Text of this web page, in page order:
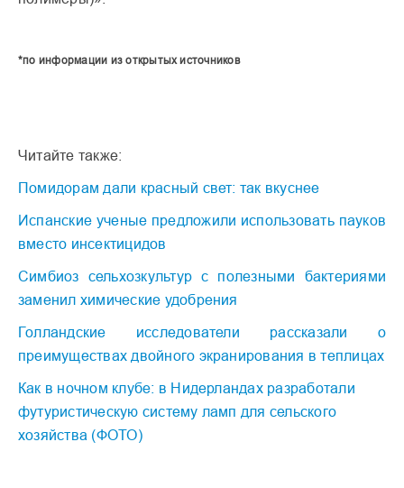
*по информации из открытых источников
Читайте также:
Помидорам дали красный свет: так вкуснее
Испанские ученые предложили использовать пауков
вместо инсектицидов
Симбиоз сельхозкультур с полезными бактериями
заменил химические удобрения
Голландские исследователи рассказали о
преимуществах двойного экранирования в теплицах
Как в ночном клубе: в Нидерландах разработали
футуристическую систему ламп для сельского
хозяйства (ФОТО)